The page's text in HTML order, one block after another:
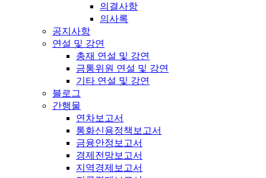
의결사항
의사록
공지사항
연설 및 강연
총재 연설 및 강연
금통위원 연설 및 강연
기타 연설 및 강연
블로그
간행물
연차보고서
통화신용정책보고서
금융안정보고서
경제전망보고서
지역경제보고서